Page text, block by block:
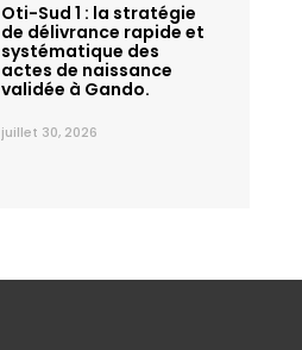
Oti-Sud 1 : la stratégie
de délivrance rapide et
systématique des
actes de naissance
validée à Gando.
juillet 30, 2026